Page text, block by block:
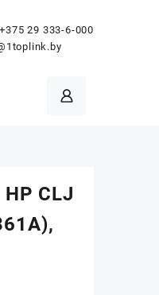
+375 29 333-6-000
CLJ